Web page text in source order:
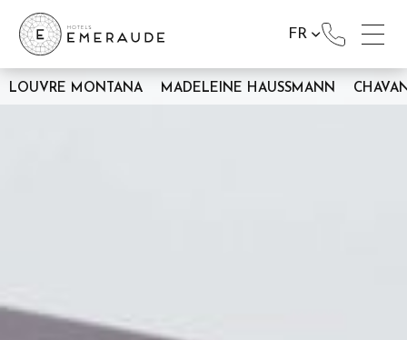
FR
LOUVRE MONTANA MADELEINE HAUSSMANN